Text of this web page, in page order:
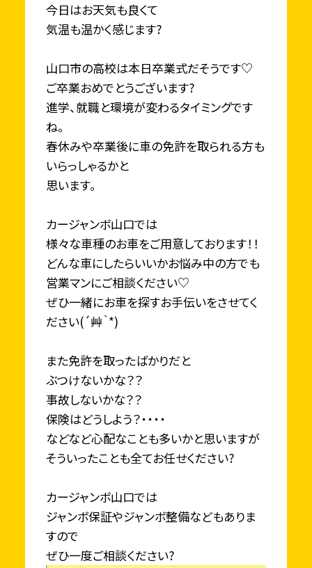
今日はお天気も良くて
気温も温かく感じます?
山口市の高校は本日卒業式だそうです♡
ご卒業おめでとうございます?
進学、就職と環境が変わるタイミングです
ね。
春休みや卒業後に車の免許を取られる方も
いらっしゃるかと
思います。
カージャンボ山口では
様々な車種のお車をご用意しております！！
どんな車にしたらいいかお悩み中の方でも
営業マンにご相談ください♡
ぜひ一緒にお車を探すお手伝いをさせてく
ださい(´艸｀*)
また免許を取ったばかりだと
ぶつけないかな？？
事故しないかな？？
保険はどうしよう？・・・・
などなど心配なことも多いかと思いますが
そういったことも全てお任せください?
カージャンボ山口では
ジャンボ保証やジャンボ整備などもありま
すので
ぜひ一度ご相談ください?